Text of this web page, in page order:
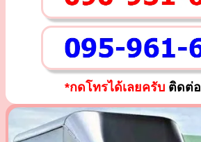
*กดโทรได้เลยครับติดต่อ